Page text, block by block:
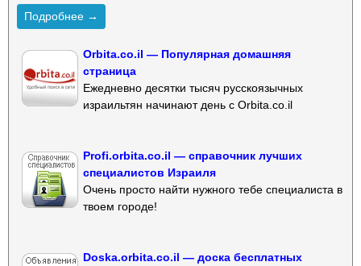
Подробнее →
Orbita.co.il — Популярная домашняя
страница
Ежедневно десятки тысяч русскоязычных
израильтян начинают день с Orbita.co.il
Profi.orbita.co.il — справочник лучших
специалистов Израиля
Очень просто найти нужного тебе специалиста в
твоем городе!
Doska.orbita.co.il — доска бесплатных